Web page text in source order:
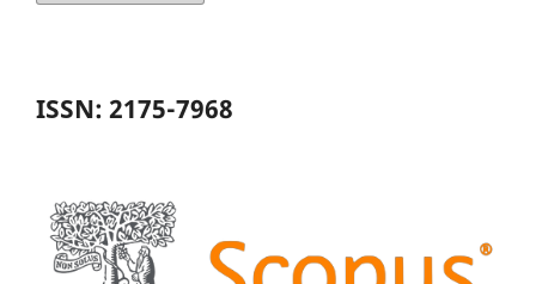
ISSN: 2175-7968